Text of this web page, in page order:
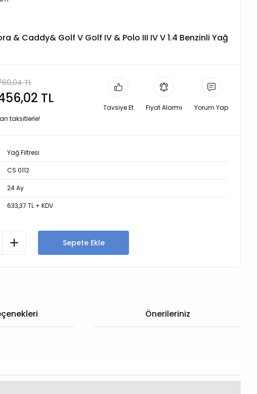
& Caddy& Golf V Golf IV & Polo III IV V 1.4 Benzinli Yağ
TL
TL
taksitlerle!
Tavsiye Et Fiyat Alarmı Yorum Yap
Yağ Filtresi
CS 0112
24 Ay
633,37 TL + KDV
Sepete Ekle
Önerileriniz